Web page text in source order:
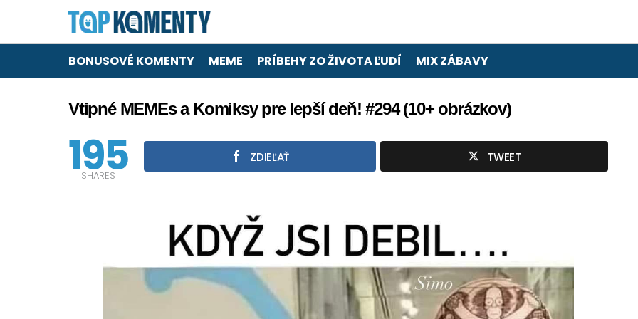
BONUSOVÉ KOMENTY MEME PRÍBEHY ZO ŽIVOTA ĽUDÍ MIX ZÁBAVY
Vtipné MEMEs a Komiksy pre lepší deň! #294 (10+ obrázkov)
195
SHARES
ZDIEĽAŤ TWEET